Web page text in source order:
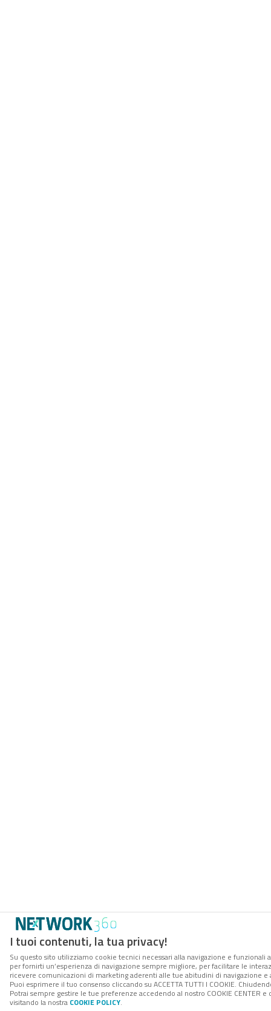
I tuoi contenuti, la tua privacy!
Su questo sito utilizziamo cookie tecnici necessari alla navigazione e funzionali
per fornirti un’esperienza di navigazione sempre migliore, per facilitare le
ricevere comunicazioni di marketing aderenti alle tue abitudini di navigazione e
Puoi esprimere il tuo consenso cliccando su ACCETTA TUTTI I COOKIE.
Potrai sempre gestire le tue preferenze accedendo al nostro COOKIE
visitando la nostra COOKIE POLICY.